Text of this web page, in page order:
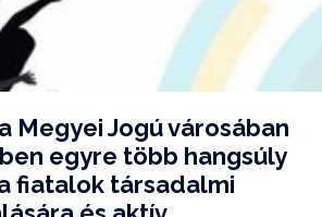
Megyei Jogú városában
egyre több hangsúly
fiatalok társadalmi